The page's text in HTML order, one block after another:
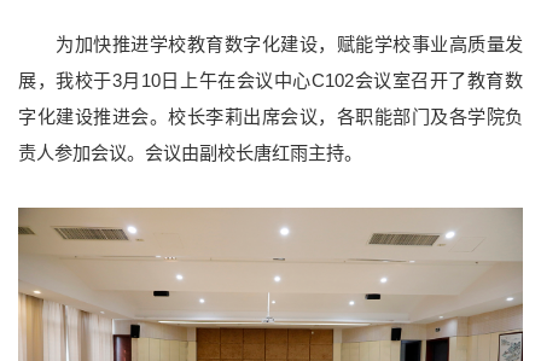
为加快推进学校教育数字化建设，赋能学校事业高质量发
展，我校于3月10日上午在会议中心C102会议室召开了教育数
字化建设推进会。校长李莉出席会议，各职能部门及各学院负
责人参加会议。会议由副校长唐红雨主持。